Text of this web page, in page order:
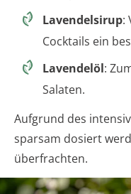
Lavendelsirup:
Cocktails ein
Lavendelöl:
Salaten.
Aufgrund des
sparsam dosiert
überfrachten.